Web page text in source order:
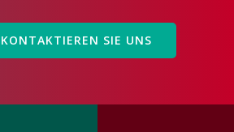
KONTAKTIEREN SIE UNS